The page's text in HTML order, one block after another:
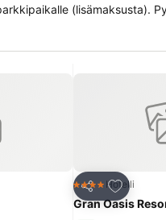
(lisämaksusta).
ja hyvästä
minijääkaappi.
erityisesti
juomia.
viihdeohjelmaa.
myös all inclusive -
hyväksytään
Jaa
Lisää
4 Tähtiluokitus
Hotelli
Gran Oasis